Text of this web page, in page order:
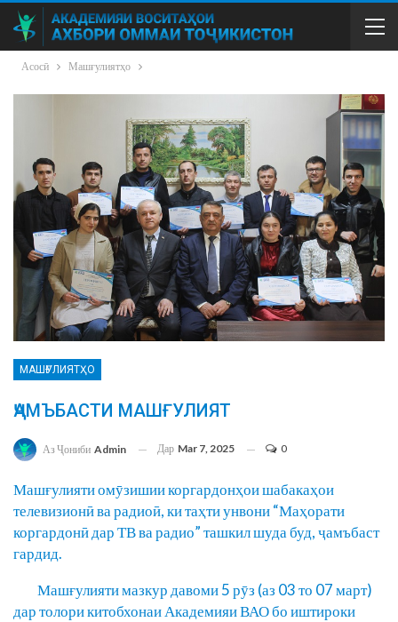
Асосӣ Машғулиятҳо
МАШҒУЛИЯТҲО
ҶАМЪБАСТИ МАШҒУЛИЯТ
Аз Ҷониби Admin Дар Mar 7, 2025 0
Машғулияти омӯзишии коргардонҳои шабакаҳои
телевизионӣ ва радиоӣ, ки таҳти унвони “Маҳорати
коргардонӣ дар ТВ ва радио” ташкил шуда буд, ҷамъбаст
гардид.
Машғулияти мазкур давоми 5 рӯз (аз 03 то 07 март)
дар толори китобхонаи Академияи ВАО бо иштироки